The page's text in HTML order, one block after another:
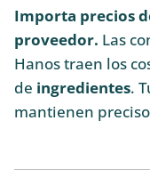
Importa precios
proveedor. Las
Hanos traen los
de ingredientes.
mantienen